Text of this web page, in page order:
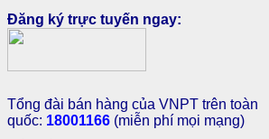
Đăng ký trực tuyến ngay:
Tổng đài bán hàng của VNPT trên toàn
quốc: 18001166 (miễn phí mọi mạng)